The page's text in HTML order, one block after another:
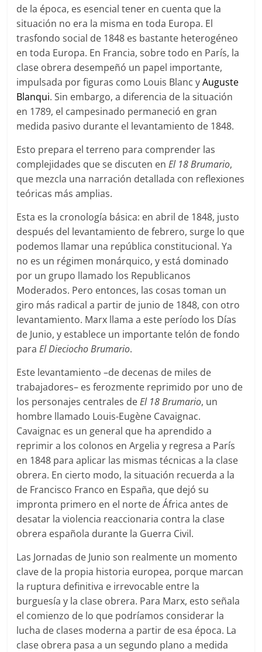
de la época, es esencial tener en cuenta que la
situación no era la misma en toda Europa. El
trasfondo social de 1848 es bastante heterogéneo
en toda Europa. En Francia, sobre todo en París, la
clase obrera desempeñó un papel importante,
impulsada por figuras como Louis Blanc yAuguste
Blanqui. Sin embargo, a diferencia de la situación
en 1789, el campesinado permaneció en gran
medida pasivo durante el levantamiento de 1848.
Esto prepara el terreno para comprender las
complejidades que se discuten enEl 18 Brumario,
que mezcla una narración detallada con reflexiones
teóricas más amplias.
Esta es la cronología básica: en abril de 1848, justo
después del levantamiento de febrero, surge lo que
podemos llamar una república constitucional. Ya
no es un régimen monárquico, y está dominado
por un grupo llamado los Republicanos
Moderados. Pero entonces, las cosas toman un
giro más radical a partir de junio de 1848, con otro
levantamiento. Marx llama a este período los Días
de Junio, y establece un importante telón de fondo
paraEl Dieciocho Brumario.
Este levantamiento –de decenas de miles de
trabajadores– es ferozmente reprimido por uno de
los personajes centrales deEl 18 Brumario, un
hombre llamado Louis-Eugène Cavaignac.
Cavaignac es un general que ha aprendido a
reprimir a los colonos en Argelia y regresa a París
en 1848 para aplicar las mismas técnicas a la clase
obrera. En cierto modo, la situación recuerda a la
de Francisco Franco en España, que dejó su
impronta primero en el norte de África antes de
desatar la violencia reaccionaria contra la clase
obrera española durante la Guerra Civil.
Las Jornadas de Junio son realmente un momento
clave de la propia historia europea, porque marcan
la ruptura definitiva e irrevocable entre la
burguesía y la clase obrera. Para Marx, esto señala
el comienzo de lo que podríamos considerar la
lucha de clases moderna a partir de esa época. La
clase obrera pasa a un segundo plano a medida